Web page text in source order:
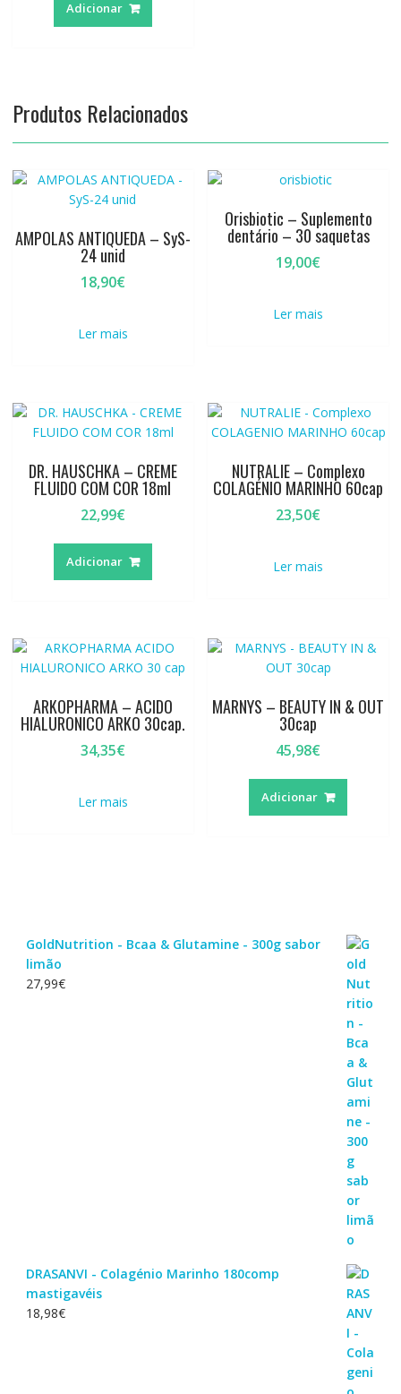
Adicionar
Produtos Relacionados
AMPOLAS ANTIQUEDA – SyS-
24 unid
18,90€
Ler mais
Orisbiotic – Suplemento
dentário – 30 saquetas
19,00€
Ler mais
DR. HAUSCHKA – CREME
FLUIDO COM COR 18ml
22,99€
Adicionar
NUTRALIE – Complexo
COLAGÉNIO MARINHO 60cap
23,50€
Ler mais
ARKOPHARMA – ACIDO
HIALURONICO ARKO 30cap.
34,35€
Ler mais
MARNYS – BEAUTY IN & OUT
30cap
45,98€
Adicionar
GoldNutrition - Bcaa & Glutamine - 300g sabor
limão
27,99€
DRASANVI - Colagénio Marinho 180comp
mastigavéis
18,98€